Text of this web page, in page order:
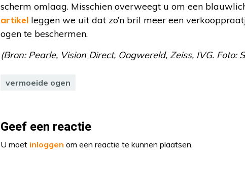
scherm omlaag. Misschien overweegt u om een
artikel leggen we uit dat zo’n bril meer een
ogen te beschermen.
(Bron: Pearle, Vision Direct, Oogwereld, Zeiss, IVG. Foto:
vermoeide ogen
Geef een reactie
U moet inloggen om een reactie te kunnen plaatsen.